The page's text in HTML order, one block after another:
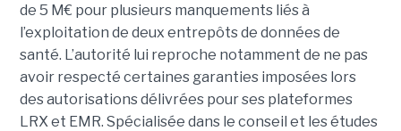
de 5 M€ pour plusieurs manquements liés à
l’exploitation de deux entrepôts de données de
santé. L’autorité lui reproche notamment de ne pas
avoir respecté certaines garanties imposées lors
des autorisations délivrées pour ses plateformes
LRX et EMR. Spécialisée dans le conseil et les études